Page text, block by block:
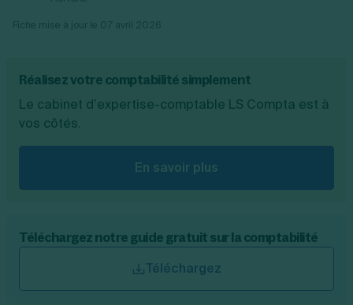
Réalisez votre comptabilité simplement
Le cabinet d’expertise-comptable LS Compta est à
vos côtés.
En savoir plus
Téléchargez notre guide gratuit sur la comptabilité
Téléchargez